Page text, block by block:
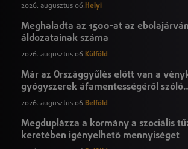
2026. augusztus 06. Helyi
Meghaladta az 1500-at az
áldozatainak száma
2026. augusztus 06. Külföld
Már az Országgyűlés előtt van a
gyógyszerek áfamentességéről szóló
törvényjavaslat
2026. augusztus 06.Belföld
Megduplázza a kormány a szociális
keretében igényelhető mennyiséget